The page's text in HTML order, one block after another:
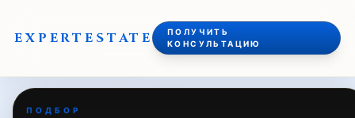
EXPERTESTATE
ПОЛУЧИТЬ
КОНСУЛЬТАЦИЮ
ПОДБОР